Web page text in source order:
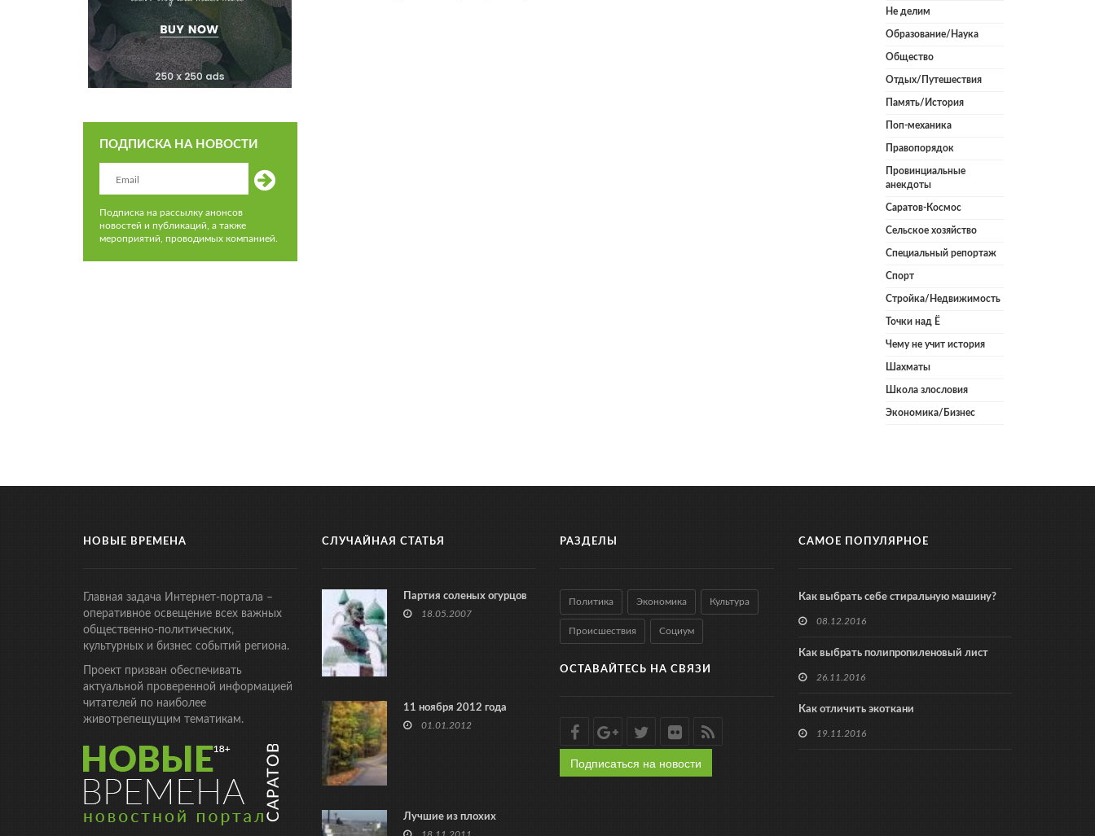
ПОДПИСКА НА НОВОСТИ
Подписка на рассылку анонсов
новостей и публикаций, а также
мероприятий, проводимых компанией.
Не делим
Образование/Наука
Общество
Отдых/Путешествия
Память/История
Поп-механика
Правопорядок
Провинциальные
анекдоты
Саратов-Космос
Сельское хозяйство
Специальный репортаж
Спорт
Стройка/Недвижимость
Точки над Ё
Чему не учит история
Шахматы
Школа злословия
Экономика/Бизнес
НОВЫЕ ВРЕМЕНА
Главная задача Интернет-портала –
оперативное освещение всех важных
общественно-политических,
культурных и бизнес событий региона.
Проект призван обеспечивать
актуальной проверенной информацией
читателей по наиболее
животрепещущим тематикам.
СЛУЧАЙНАЯ СТАТЬЯ
Партия соленых огурцов
18.05.2007
11 ноября 2012 года
01.01.2012
Лучшие из плохих
РАЗДЕЛЫ
Политика Экономика Культура
Происшествия Социум
ОСТАВАЙТЕСЬ НА СВЯЗИ
Подписаться на новости
САМОЕ ПОПУЛЯРНОЕ
Как выбрать себе стиральную машину?
08.12.2016
Как выбрать полипропиленовый лист
26.11.2016
Как отличить экоткани
19.11.2016